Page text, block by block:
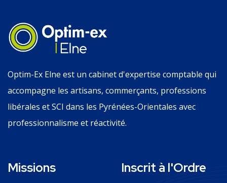
Optim-Ex Elne est un cabinet d'expertise comptable qui
accompagne les artisans, commerçants, professions
libérales et SCI dans les Pyrénées-Orientales avec
professionnalisme et réactivité.
Missions Inscrit à l'Ordre